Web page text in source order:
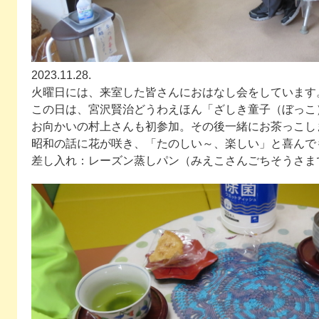
2023.11.28.
火曜日には、来室した皆さんにおはなし会をしています
この日は、宮沢賢治どうわえほん「ざしき童子（ぼっ
お向かいの村上さんも初参加。その後一緒にお茶っこ
昭和の話に花が咲き、「たのしい～、楽しい」と喜ん
差し入れ：レーズン蒸しパン（みえこさんごちそうさま